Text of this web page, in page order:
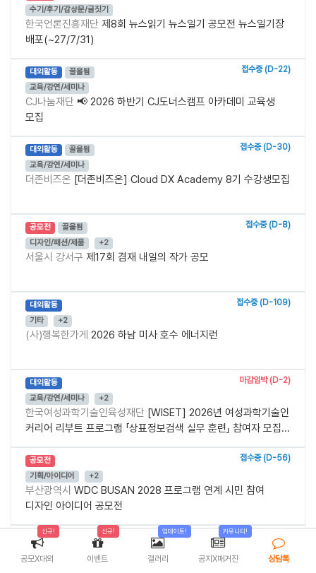
신규!
공모X대외
신규!
이벤트
업데이트!
갤러리
커뮤니티!
공지X매거진 상담톡
수기/후기/감상문/글짓기
한국언론진흥재단 제8회 뉴스읽기 뉴스일기 공모전 뉴스일기장
배포(~27/7/31)
대외활동 끌올됨
접수중 (D-22)
교육/강연/세미나
CJ나눔재단 📢 2026 하반기 CJ도너스캠프 아카데미 교육생
모집
대외활동 끌올됨
접수중 (D-30)
교육/강연/세미나
더존비즈온 [더존비즈온] Cloud DX Academy 8기 수강생모집
공모전 끌올됨
접수중 (D-8)
디자인/패션/제품
+2
서울시 강서구 제17회 겸재 내일의 작가 공모
대외활동
접수중 (D-109)
기타
+2
(사)행복한가게 2026 하남 미사 호수 에너지런
대외활동
마감임박 (D-2)
교육/강연/세미나
+2
한국여성과학기술인육성재단 [WISET] 2026년 여성과학기술인
커리어 리부트 프로그램 「상표정보검색 실무 훈련」 참여자 모집...
공모전
접수중 (D-56)
기획/아이디어
+2
부산광역시 WDC BUSAN 2028 프로그램 연계 시민 참여
디자인 아이디어 공모전
대외활동
접수중 (D-105)
기타